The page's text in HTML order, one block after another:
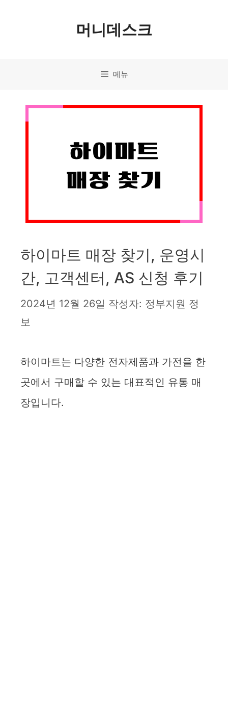
머니데스크
메뉴
하이마트 매장 찾기, 운영시
간, 고객센터, AS 신청 후기
2024년 12월 26일 작성자: 정부지원 정
보
하이마트는 다양한 전자제품과 가전을 한
곳에서 구매할 수 있는 대표적인 유통 매
장입니다.